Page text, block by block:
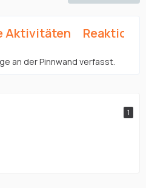
Aktivitäten
an der Pinnwand verfasst.
1